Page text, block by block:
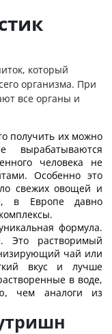
который
организма. При
все органы и
получить их можно
человека не
Особенно это
свежих овощей и
в Европе давно
формула.
Это растворимый
чай или
вкус и лучше
в воде,
чем аналоги из